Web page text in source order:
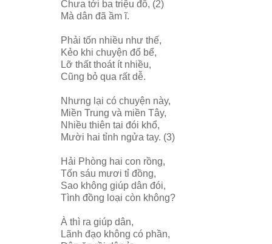
Chưa tới ba triệu đô, (2)
Mà dân đã ầm ĩ.
Phải tốn nhiều như thế,
Kẻo khi chuyện đổ bể,
Lỡ thất thoát ít nhiều,
Cũng bỏ qua rất dễ.
Nhưng lại có chuyện này,
Miền Trung và miền Tây,
Nhiều thiên tai đói khổ,
Mười hai tỉnh ngửa tay. (3)
Hải Phòng hai con rồng,
Tốn sáu mươi tỉ đồng,
Sao không giúp dân đói,
Tình đồng loại còn không?
À thì ra giúp dân,
Lãnh đạo không có phần,